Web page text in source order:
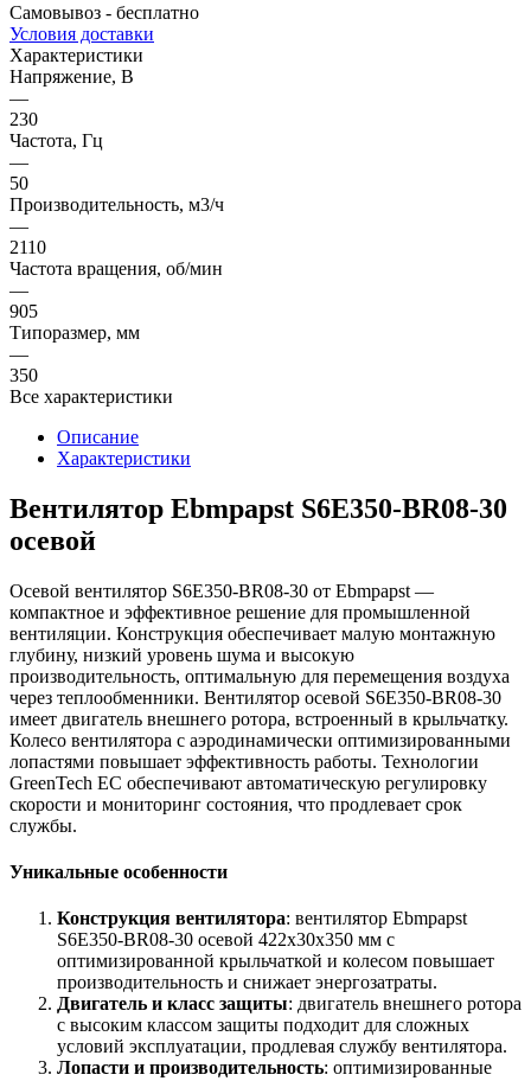
Самовывоз - бесплатно
Условия доставки
Характеристики
Напряжение, В
—
230
Частота, Гц
—
50
Производительность, м3/ч
—
2110
Частота вращения, об/мин
—
905
Типоразмер, мм
—
350
Все характеристики
Описание
Характеристики
Вентилятор Ebmpapst S6E350-BR08-30
осевой
Осевой вентилятор S6E350-BR08-30 от Ebmpapst —
компактное и эффективное решение для промышленной
вентиляции. Конструкция обеспечивает малую монтажную
глубину, низкий уровень шума и высокую
производительность, оптимальную для перемещения воздуха
через теплообменники. Вентилятор осевой S6E350-BR08-30
имеет двигатель внешнего ротора, встроенный в крыльчатку.
Колесо вентилятора с аэродинамически оптимизированными
лопастями повышает эффективность работы. Технологии
GreenTech EC обеспечивают автоматическую регулировку
скорости и мониторинг состояния, что продлевает срок
службы.
Уникальные особенности
Конструкция вентилятора: вентилятор Ebmpapst
S6E350-BR08-30 осевой 422х30х350 мм с
оптимизированной крыльчаткой и колесом повышает
производительность и снижает энергозатраты.
Двигатель и класс защиты: двигатель внешнего ротора
с высоким классом защиты подходит для сложных
условий эксплуатации, продлевая службу вентилятора.
Лопасти и производительность: оптимизированные